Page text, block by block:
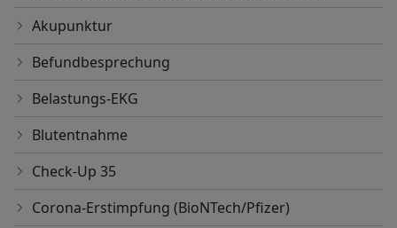
Akupunktur
Befundbesprechung
Belastungs-EKG
Blutentnahme
Check-Up 35
Corona-Erstimpfung (BioNTech/Pfizer)